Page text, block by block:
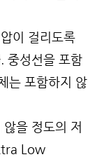
이 걸리도록
중성선을 포함
는 포함하지 않
을 정도의 저
Low